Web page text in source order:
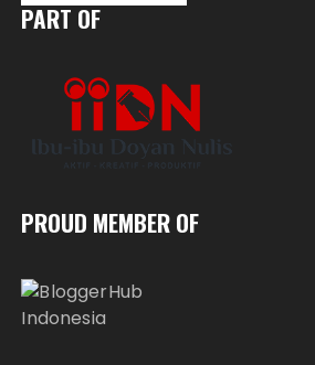
PART OF
PROUD MEMBER OF